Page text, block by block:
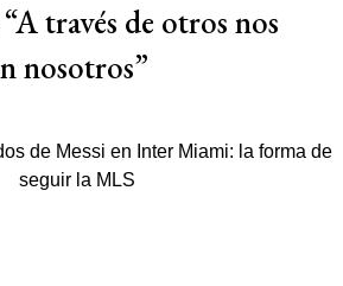
través de otros nos
nosotros”